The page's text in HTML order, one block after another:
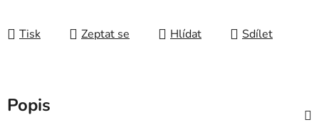
Tisk Zeptat se Hlídat Sdílet
Popis